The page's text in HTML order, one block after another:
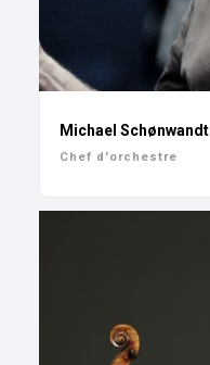
Michael Schønwandt
Chef d'orchestre